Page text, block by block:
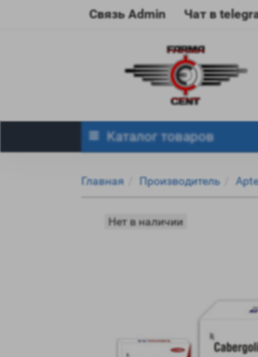
Связь Admin Чат в
Каталог товаров
Главная Производитель
Нет в наличии